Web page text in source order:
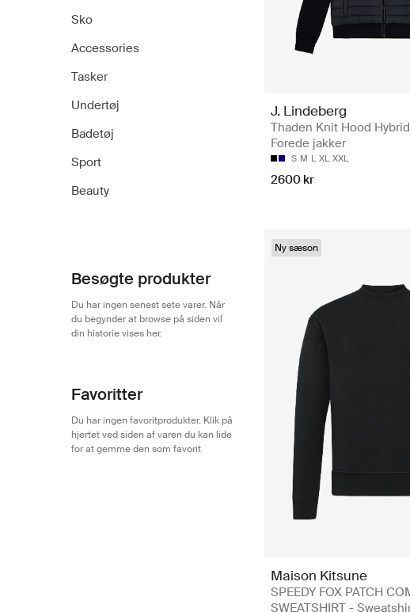
Sko
Accessories
Tasker
Undertøj
Badetøj
Sport
Beauty
Besøgte produkter
Du har ingen senest sete varer. Når
du begynder at browse på siden vil
din historie vises her.
Favoritter
Du har ingen favoritprodukter. Klik på
hjertet ved siden af varen du kan lide
for at gemme den som favorit
J. Lindeberg
Thaden Knit Hood
Forede jakker
S M L XL XXL
2600 kr
Ny sæson
Maison Kitsune
SPEEDY FOX PATCH
SWEATSHIRT -